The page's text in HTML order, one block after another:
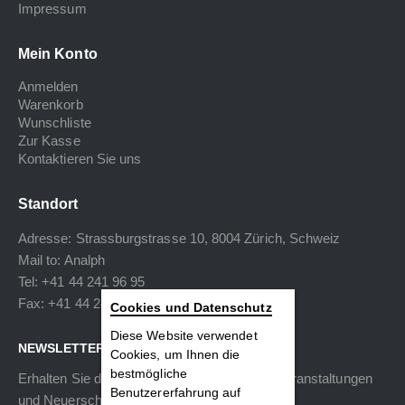
Impressum
Mein Konto
Anmelden
Warenkorb
Wunschliste
Zur Kasse
Kontaktieren Sie uns
Standort
Adresse: Strassburgstrasse 10, 8004 Zürich, Schweiz
Mail to: Analph
Tel: +41 44 241 96 95
Fax: +41 44 240 34 40
NEWSLETTER
Erhalten Sie die neuesten Informationen zu Veranstaltungen
und Neuerscheinungen.
Cookies und Datenschutz
Diese Website verwendet
Cookies, um Ihnen die
bestmögliche
Benutzererfahrung auf